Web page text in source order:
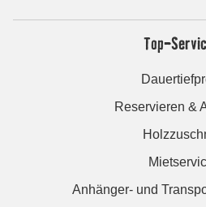
Top-
Reservieren &
Anhänger- und